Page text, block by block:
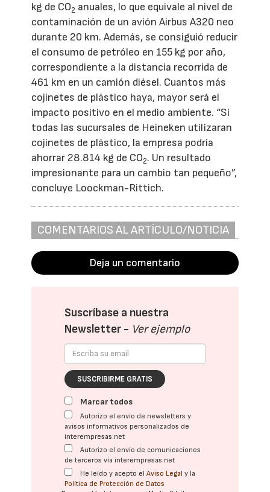
kg de CO2 anuales, lo que equivale al nivel de
contaminación de un avión Airbus A320 neo
durante 20 km. Además, se consiguió reducir
el consumo de petróleo en 155 kg por año,
correspondiente a la distancia recorrida de
461 km en un camión diésel. Cuantos más
cojinetes de plástico haya, mayor será el
impacto positivo en el medio ambiente. “Si
todas las sucursales de Heineken utilizaran
cojinetes de plástico, la empresa podría
ahorrar 28.814 kg de CO2. Un resultado
impresionante para un cambio tan pequeño”,
concluye Loockman-Rittich.
COMENTARIOS AL ARTÍCULO/NOTICIA
Deja un comentario
Suscríbase a nuestra
Newsletter - Ver ejemplo
SUSCRIBIRME GRATIS
Marcar todos
Autorizo el envío de newsletters y
avisos informativos personalizados de
interempresas.net
Autorizo el envío de comunicaciones
de terceros vía interempresas.net
He leído y acepto elAviso Legal y la
Política de Protección de Datos